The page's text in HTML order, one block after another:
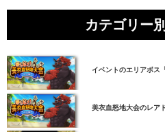
カテゴリー
イベントのエリアボス
美衣血怒地大会のレア